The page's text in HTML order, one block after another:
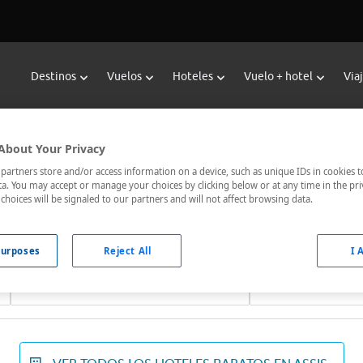
Destinos Vuelos Hoteles Vuelo + hotel
Reservar Hoteles en Assis
de Viajes Carrefour te ofrece hoteles baratos en Assisa los
el hotel que busques nosotros te lo encontramos al
Fechas *
Your Privacy
store and/or access information on a device, such as unique IDs in cookies
You may accept or manage your choices by clicking below or at any time in the
choices will be signaled to our partners and will not affect browsing data.
Reject All I